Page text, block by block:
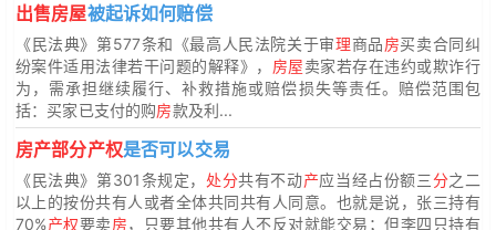
出售房屋被起诉如何赔偿
《民法典》第577条和《最高人民法院关于审理商品房买卖合同纠
纷案件适用法律若干问题的解释》， 房屋卖家若存在违约或欺诈行
为，需承担继续履行、补救措施或赔偿损失等责任。赔偿范围包
括：买家已支付的购房款及利...
房产部分产权是否可以交易
《民法典》第301条规定， 处分共有不动产应当经占份额三分之二
以上的按份共有人或者全体共同共有人同意。也就是说，张三持有
70%产权要卖房，只要其他共有人不反对就能交易；但李四只持有